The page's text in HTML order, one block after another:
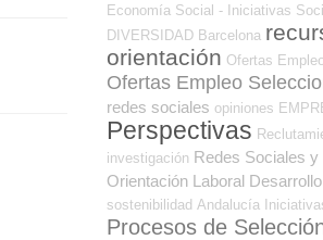
Economía Social - Iniciativas
DIVERSIDAD Barcelona
orientación Ofertas
Ofertas Empleo
redes sociales opiniones
Perspectivas
investigación Redes Sociales y
Orientación Laboral
sostenibilidad Andalucía
Procesos de